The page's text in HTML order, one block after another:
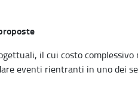
il cui costo
eventi rientranti in uno dei